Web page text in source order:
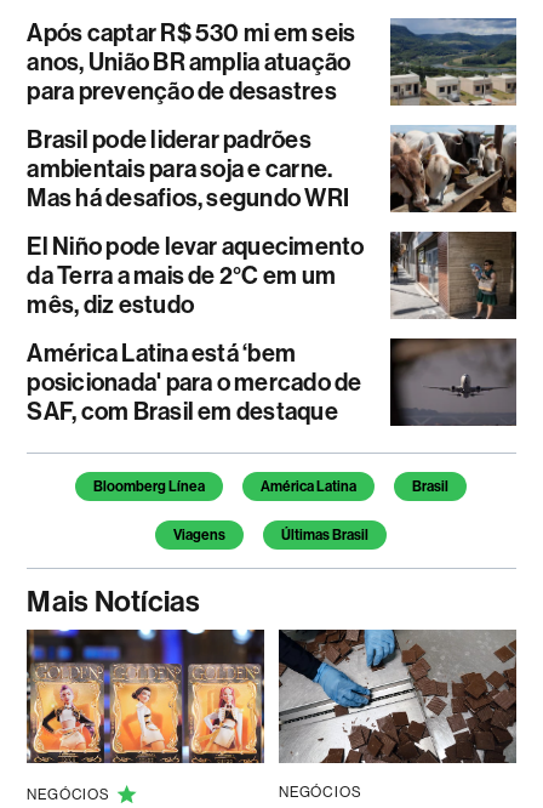
Após captar R$ 530 mi em seis
anos, União BR amplia atuação
para prevenção de desastres
Brasil pode liderar padrões
ambientais para soja e carne.
Mas há desafios, segundo WRI
El Niño pode levar aquecimento
da Terra a mais de 2°C em um
mês, diz estudo
América Latina está ‘bem
posicionada' para o mercado de
SAF, com Brasil em destaque
Temas deste artigo
Bloomberg Línea América Latina Brasil
Viagens Últimas Brasil
Mais Notícias
NEGÓCIOS NEGÓCIOS